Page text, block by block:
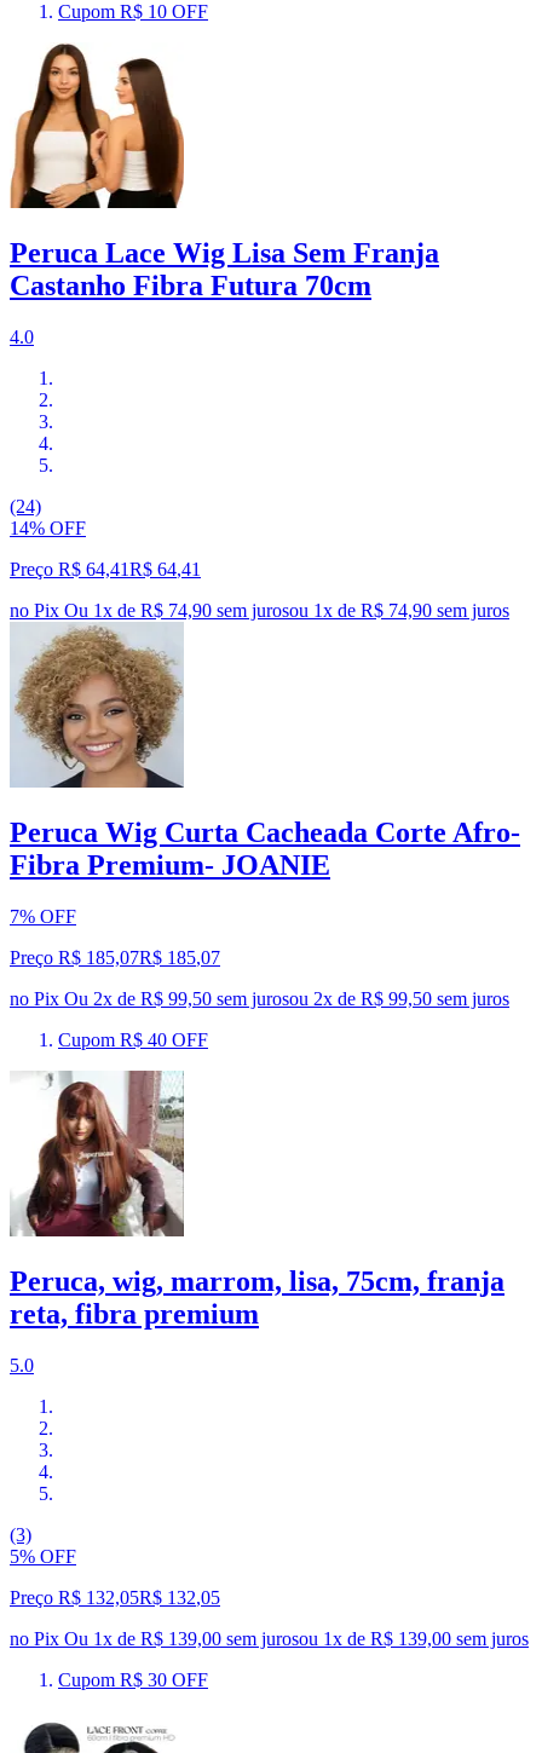
Cupom R$ 10 OFF
Peruca Lace Wig Lisa Sem Franja
Castanho Fibra Futura 70cm
4.0
(24)
14% OFF
Preço R$ 64,41R$ 64,41
no Pix Ou 1x de R$ 74,90 sem jurosou 1x de R$ 74,90 sem juros
Peruca Wig Curta Cacheada Corte Afro-
Fibra Premium- JOANIE
7% OFF
Preço R$ 185,07R$ 185,07
no Pix Ou 2x de R$ 99,50 sem jurosou 2x de R$ 99,50 sem juros
Cupom R$ 40 OFF
Peruca, wig, marrom, lisa, 75cm, franja
reta, fibra premium
5.0
(3)
5% OFF
Preço R$ 132,05R$ 132,05
no Pix Ou 1x de R$ 139,00 sem jurosou 1x de R$ 139,00 sem juros
Cupom R$ 30 OFF